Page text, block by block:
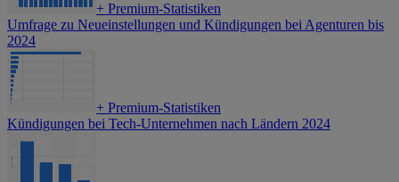
+ Premium-Statistiken
Umfrage zu Neueinstellungen und Kündigungen bei Agenturen bis
2024
+ Premium-Statistiken
Kündigungen bei Tech-Unternehmen nach Ländern 2024